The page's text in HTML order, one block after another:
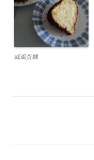
戚風蛋糕